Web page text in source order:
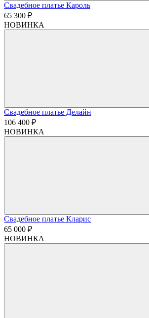
Свадебное платье Кароль
65 300 ₽
НОВИНКА
Свадебное платье Делайн
106 400 ₽
НОВИНКА
Свадебное платье Кларис
65 000 ₽
НОВИНКА